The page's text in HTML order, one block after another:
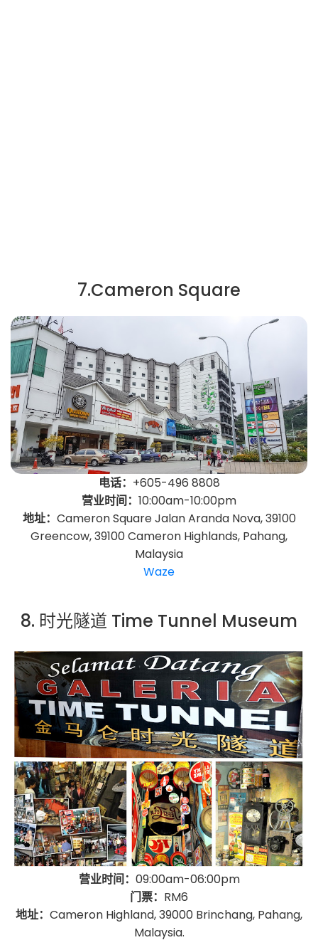
7.Cameron Square
电话： +605-496 8808
营业时间： 10:00am-10:00pm
地址： Cameron Square Jalan Aranda Nova, 39100
Greencow, 39100 Cameron Highlands, Pahang,
Malaysia
Waze
8. 时光隧道 Time Tunnel Museum
营业时间： 09:00am-06:00pm
门票： RM6
地址： Cameron Highland, 39000 Brinchang, Pahang,
Malaysia.